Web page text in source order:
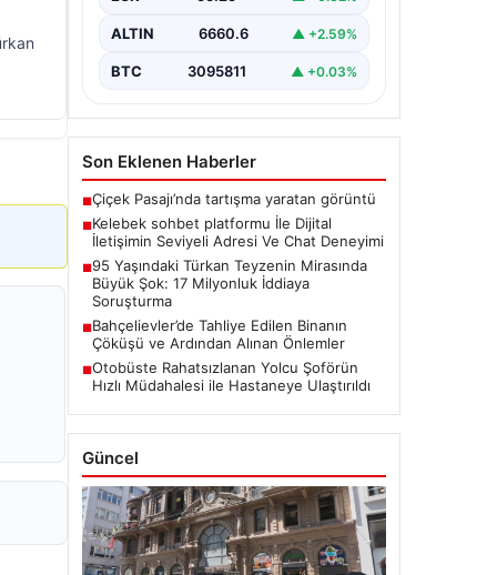
kaliteli bir biçimde irtibat kurması
Günümüzde pek…
ALTIN 6660.6 ▲ +2.59%
BTC 3095811 ▲ +0.03%
Son Eklenen Haberler
■Çiçek Pasajı’nda tartışma yaratan görüntü
■Kelebek sohbet platformu İle Dijital
İletişimin Seviyeli Adresi Ve Chat Deneyimi
■95 Yaşındaki Türkan Teyzenin Mirasında
Büyük Şok: 17 Milyonluk İddiaya
Soruşturma
■Bahçelievler’de Tahliye Edilen Binanın
Çöküşü ve Ardından Alınan Önlemler
■Otobüste Rahatsızlanan Yolcu Şoförün
Hızlı Müdahalesi ile Hastaneye Ulaştırıldı
Güncel